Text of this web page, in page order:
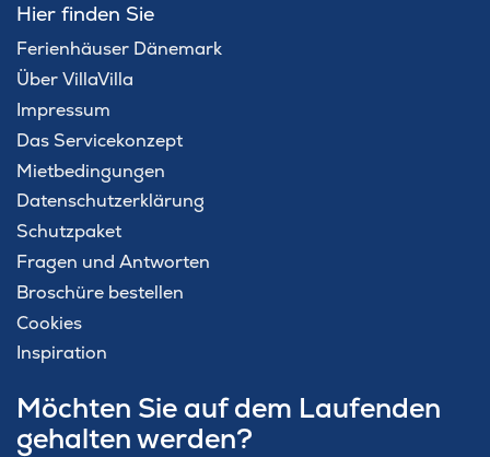
Hier finden Sie
Ferienhäuser Dänemark
Über VillaVilla
Impressum
Das Servicekonzept
Mietbedingungen
Datenschutzerklärung
Schutzpaket
Fragen und Antworten
Broschüre bestellen
Cookies
Inspiration
Möchten Sie auf dem Laufenden
gehalten werden?